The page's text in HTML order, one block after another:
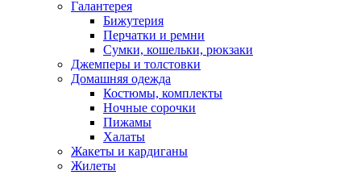
Галантерея
Бижутерия
Перчатки и ремни
Сумки, кошельки, рюкзаки
Джемперы и толстовки
Домашняя одежда
Костюмы, комплекты
Ночные сорочки
Пижамы
Халаты
Жакеты и кардиганы
Жилеты